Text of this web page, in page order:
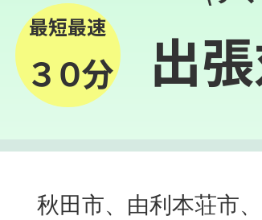
最短最速
３０分 出
秋田市、由利本荘市